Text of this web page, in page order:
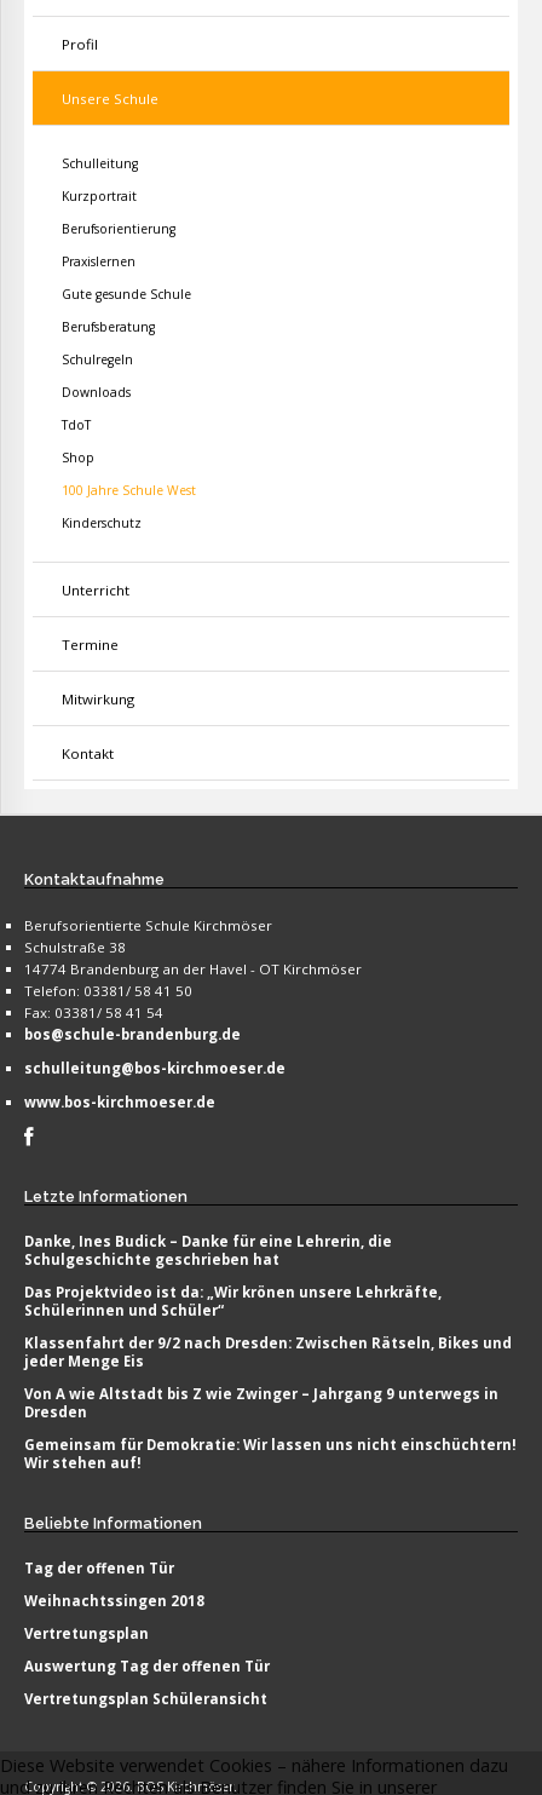
Profil
Unsere Schule
Schulleitung
Kurzportrait
Berufsorientierung
Praxislernen
Gute gesunde Schule
Berufsberatung
Schulregeln
Downloads
TdoT
Shop
100 Jahre Schule West
Kinderschutz
Unterricht
Termine
Mitwirkung
Kontakt
Kontaktaufnahme
Berufsorientierte Schule Kirchmöser
Schulstraße 38
14774 Brandenburg an der Havel - OT Kirchmöser
Telefon: 03381/ 58 41 50
Fax: 03381/ 58 41 54
bos@schule-brandenburg.de
schulleitung@bos-kirchmoeser.de
www.bos-kirchmoeser.de
Letzte Informationen
Danke, Ines Budick – Danke für eine Lehrerin, die
Schulgeschichte geschrieben hat
Das Projektvideo ist da: „Wir krönen unsere Lehrkräfte,
Schülerinnen und Schüler“
Klassenfahrt der 9/2 nach Dresden: Zwischen Rätseln, Bikes und
jeder Menge Eis
Von A wie Altstadt bis Z wie Zwinger – Jahrgang 9 unterwegs in
Dresden
Gemeinsam für Demokratie: Wir lassen uns nicht einschüchtern!
Wir stehen auf!
Beliebte Informationen
Tag der offenen Tür
Weihnachtssingen 2018
Vertretungsplan
Auswertung Tag der offenen Tür
Vertretungsplan Schüleransicht
Copyright © 2026. BOS Kirchmöser.
Diese Website verwendet Cookies – nähere Informationen dazu
und zu Ihren Rechten als Benutzer finden Sie in unserer